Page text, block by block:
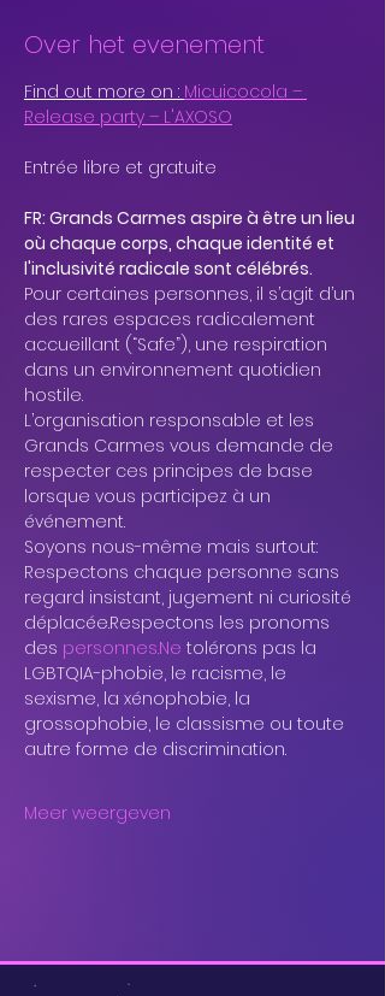
Over het evenement
Find out more on : Micuicocola –
Release party – L'AXOSO
Entrée libre et gratuite
FR: Grands Carmes aspire à être un lieu
où chaque corps, chaque identité et
l'inclusivité radicale sont célébrés.
Pour certaines personnes, il s’agit d’un
des rares espaces radicalement
accueillant (“Safe”), une respiration
dans un environnement quotidien
hostile.
L’organisation responsable et les
Grands Carmes vous demande de
respecter ces principes de base
lorsque vous participez à un
événement.
Soyons nous-même mais surtout:
Respectons chaque personne sans
regard insistant, jugement ni curiosité
déplacée.Respectons les pronoms
des personnes.Ne tolérons pas la
LGBTQIA-phobie, le racisme, le
sexisme, la xénophobie, la
grossophobie, le classisme ou toute
autre forme de discrimination.
Meer weergeven